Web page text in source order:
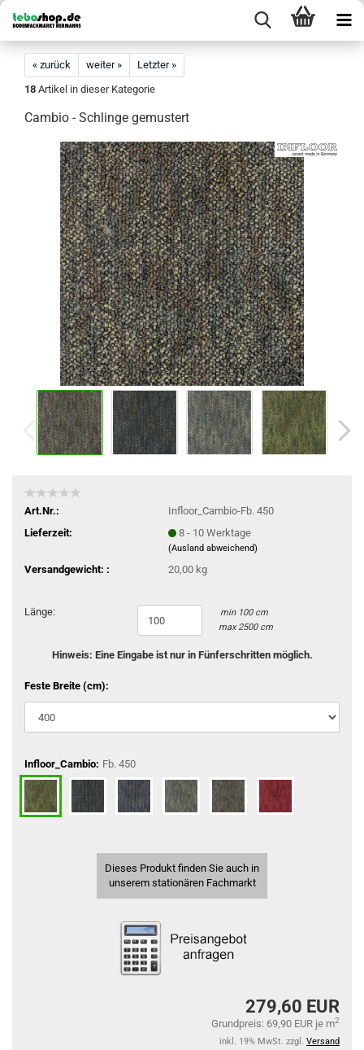
« zurück weiter »
Letzter »
18 Artikel in dieser Kategorie
Cambio - Schlinge gemustert
Art.Nr.:
Infloor_Cambio-Fb. 450
Lieferzeit:
8 - 10 Werktage
(Ausland abweichend)
Versandgewicht: : 20,00 kg
Länge:
min 100 cm
max 2500 cm
Hinweis: Eine Eingabe ist nur in Fünferschritten möglich.
Feste Breite (cm):
Infloor_Cambio: Fb. 450
Dieses Produkt finden Sie auch in
unserem stationären Fachmarkt
279,60 EUR
Grundpreis: 69,90 EUR je m2
inkl. 19% MwSt. zzgl. Versand